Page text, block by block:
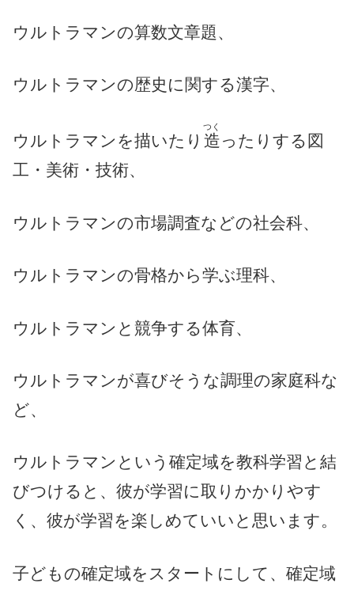
ウルトラマンの算数文章題、
ウルトラマンの歴史に関する漢字、
ウルトラマンを描いたり 造
つく
ったりする図
工・美術・技術、
ウルトラマンの市場調査などの社会科、
ウルトラマンの骨格から学ぶ理科、
ウルトラマンと競争する体育、
ウルトラマンが喜びそうな調理の家庭科な
ど、
ウルトラマンという確定域を教科学習と結
びつけると、彼が学習に取りかかりやす
く、彼が学習を楽しめていいと思います。
子どもの確定域をスタートにして、確定域